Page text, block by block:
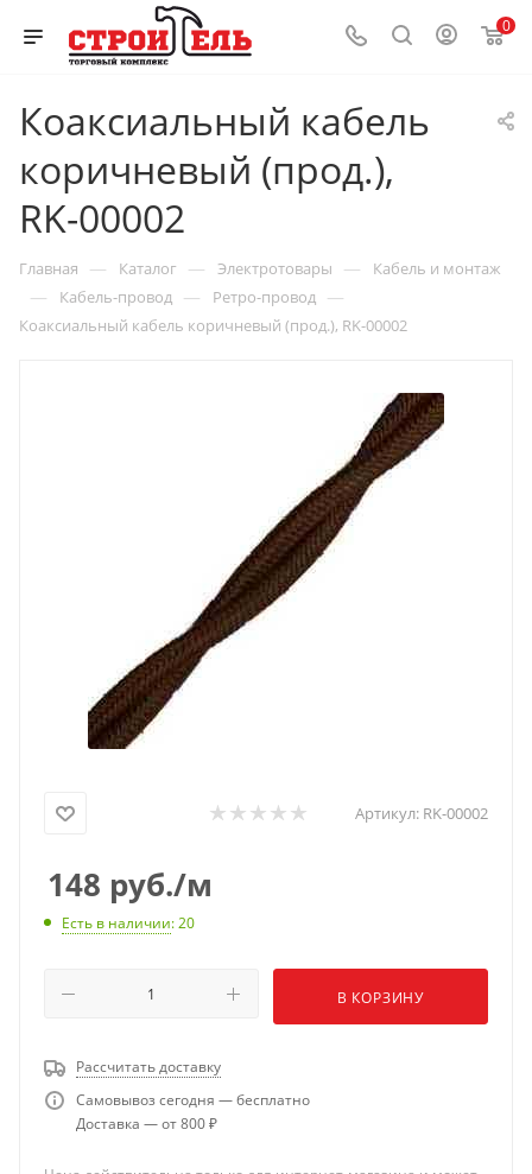
0
Коаксиальный кабель
коричневый (прод.),
RK-00002
Главная — Каталог — Электротовары — Кабель и монтаж
— Кабель-провод — Ретро-провод —
Коаксиальный кабель коричневый (прод.), RK-00002
Артикул: RK-00002
148 руб./м
Есть в наличии: 20
В КОРЗИНУ
Рассчитать доставку
Самовывоз сегодня — бесплатно
Доставка — от 800 ₽